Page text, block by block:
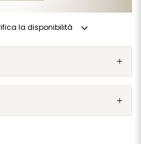
la disponibilità expand_more